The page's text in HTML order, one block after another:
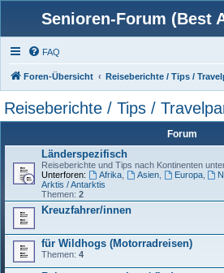
Senioren-Forum (Best
FAQ
Foren-Übersicht Reiseberichte / Tips /
Reiseberichte / Tips /
Forum
Länderspezifisch
Reiseberichte und Tips nach Kontinenten
Unterforen:
Afrika, Asien, Europa,
Arktis / Antarktis
Themen: 2
Kreuzfahrer/innen
für Wildhogs (Motorradreisen)
Themen: 4